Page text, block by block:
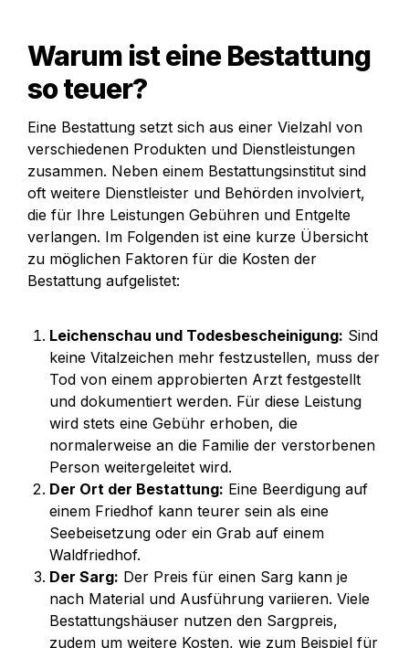
Warum ist eine Bestattung
so teuer?
Eine Bestattung setzt sich aus einer Vielzahl von
verschiedenen Produkten und Dienstleistungen
zusammen. Neben einem Bestattungsinstitut sind
oft weitere Dienstleister und Behörden involviert,
die für Ihre Leistungen Gebühren und Entgelte
verlangen. Im Folgenden ist eine kurze Übersicht
zu möglichen Faktoren für die Kosten der
Bestattung aufgelistet:
Leichenschau und Todesbescheinigung: Sind
keine Vitalzeichen mehr festzustellen, muss der
Tod von einem approbierten Arzt festgestellt
und dokumentiert werden. Für diese Leistung
wird stets eine Gebühr erhoben, die
normalerweise an die Familie der verstorbenen
Person weitergeleitet wird.
Der Ort der Bestattung: Eine Beerdigung auf
einem Friedhof kann teurer sein als eine
Seebeisetzung oder ein Grab auf einem
Waldfriedhof.
Der Sarg: Der Preis für einen Sarg kann je
nach Material und Ausführung variieren. Viele
Bestattungshäuser nutzen den Sargpreis,
zudem um weitere Kosten, wie zum Beispiel für